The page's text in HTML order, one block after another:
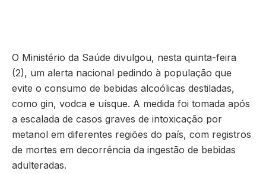
O Ministério da Saúde divulgou, nesta quinta-feira
(2), um alerta nacional pedindo à população que
evite o consumo de bebidas alcoólicas destiladas,
como gin, vodca e uísque. A medida foi tomada após
a escalada de casos graves de intoxicação por
metanol em diferentes regiões do país, com registros
de mortes em decorrência da ingestão de bebidas
adulteradas.